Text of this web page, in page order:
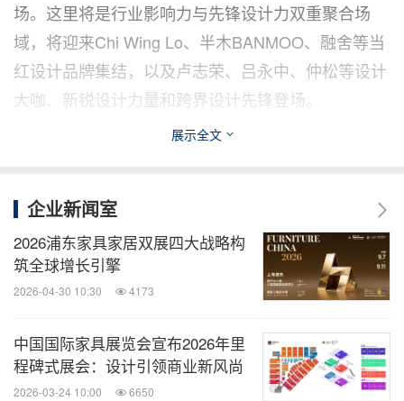
场。这里将是行业影响力与先锋设计力双重聚合场
域，将迎来Chi Wing Lo、半木BANMOO、融舍等当
红设计品牌集结，以及卢志荣、吕永中、仲松等设计
大咖、新锐设计力量和跨界设计先锋登场。
20名资深设计师共创50+原创设计佳作，以竹诠释当
代设计与绿色理念。
向经典致敬、以艺术启迪。H3设计高地馆还将特别
串联 30-60 件历届金
点奖和创新奖经典产品，呈现设计进化史；清华美院
校友会画展，以艺术视角诠释设计本源与未来。
展示全文
企业新闻室
2026浦东家具家居双展四大战略构
筑全球增长引擎
2026-04-30 10:30 4173
中国国际家具展览会宣布2026年里
程碑式展会：设计引领商业新风尚
2026-03-24 10:00 6650